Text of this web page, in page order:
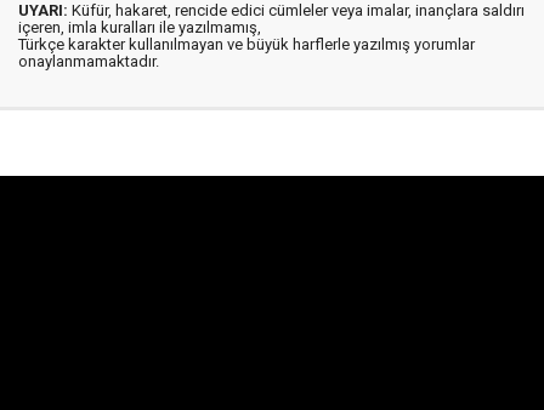
UYARI: Küfür, hakaret, rencide edici cümleler veya imalar, inançlara saldırı
içeren, imla kuralları ile yazılmamış,
Türkçe karakter kullanılmayan ve büyük harflerle yazılmış yorumlar
onaylanmamaktadır.